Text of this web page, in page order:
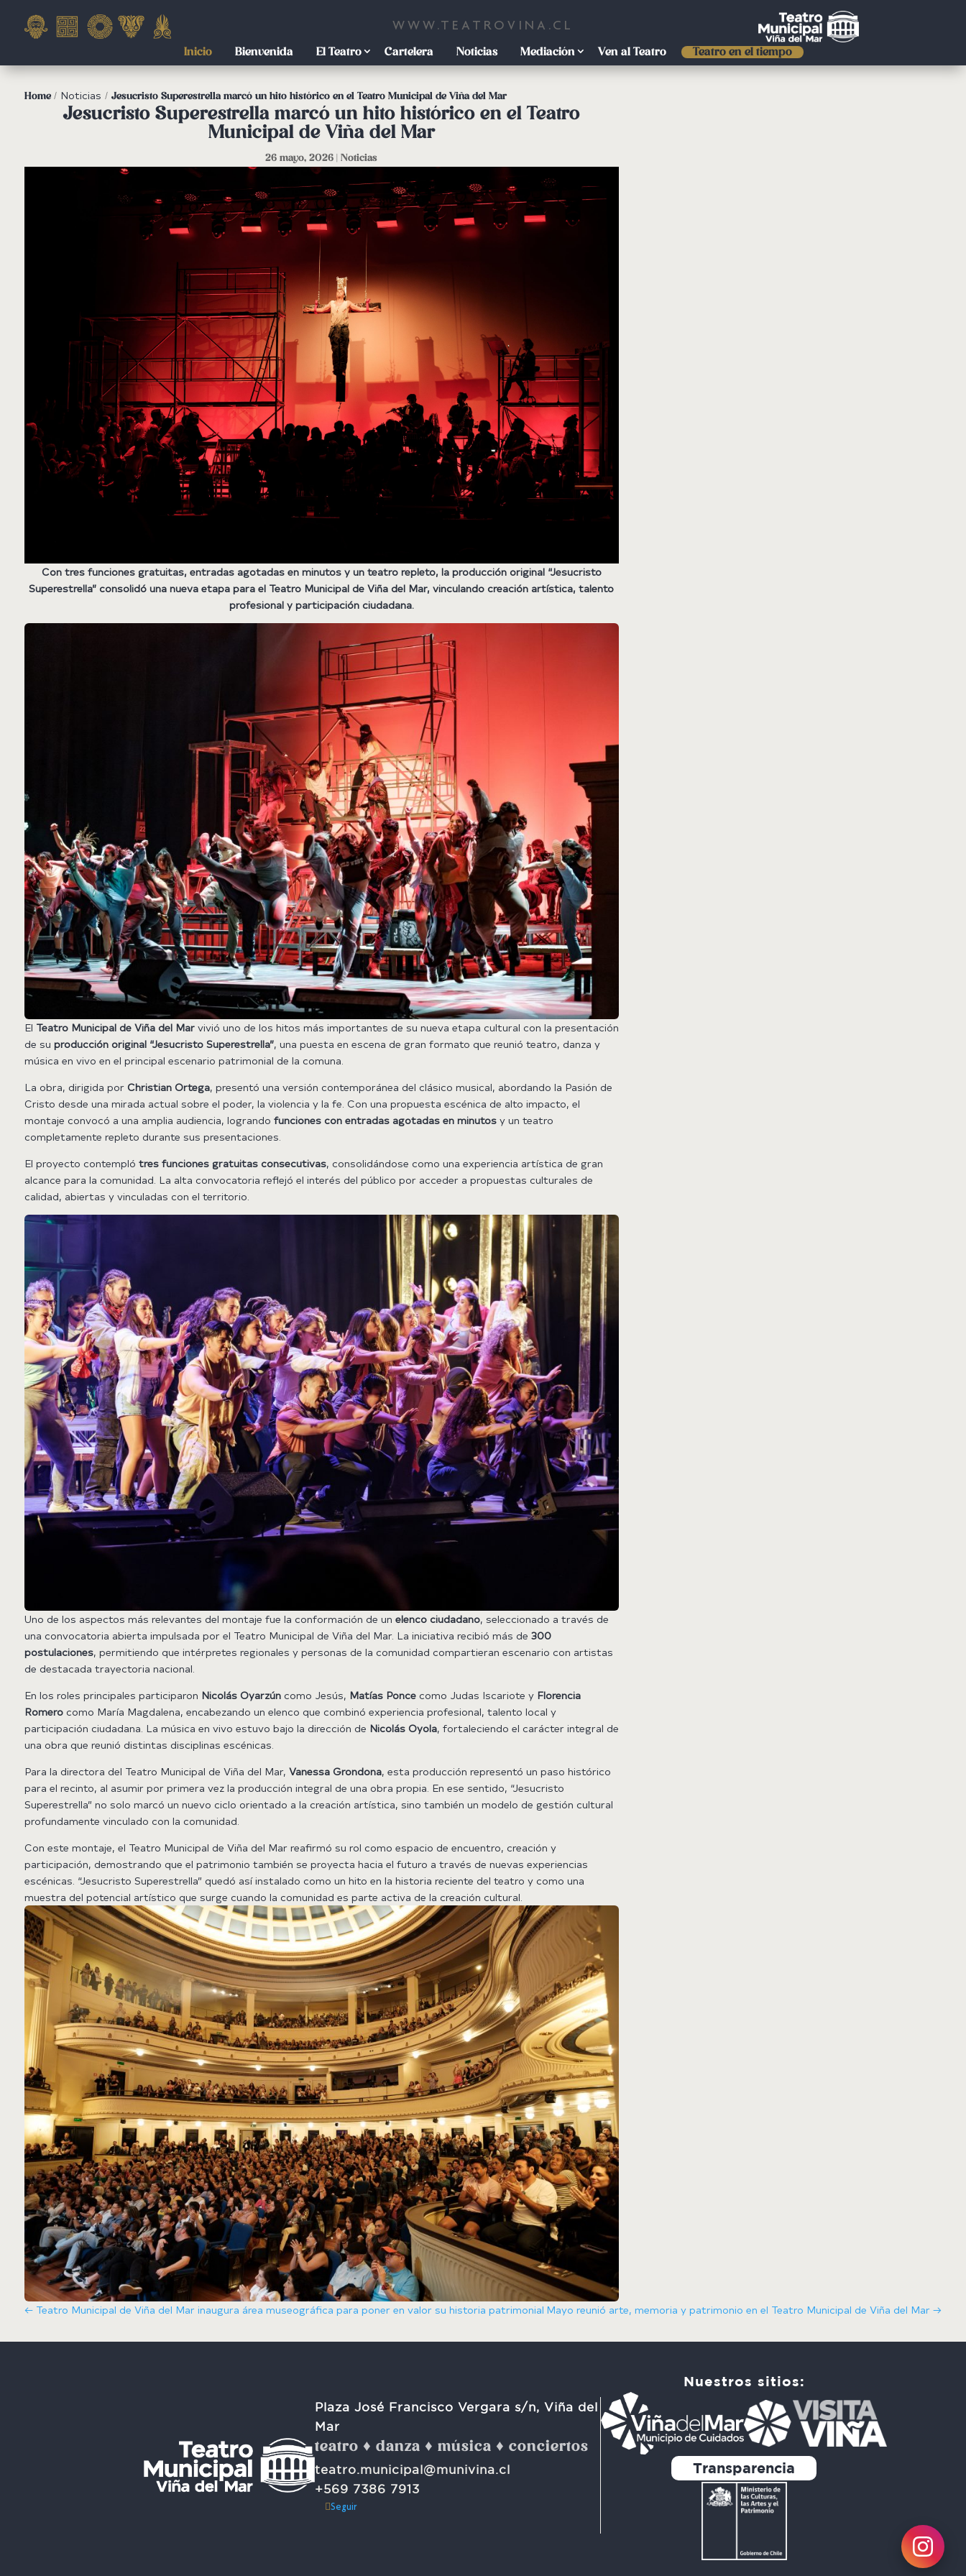
WWW.TEATROVINA.CL
Inicio Bienvenida El Teatro Cartelera Noticias Mediación Ven al Teatro Teatro en el tiempo
Home / Noticias / Jesucristo Superestrella marcó un hito histórico en el Teatro Municipal de Viña del Mar
Jesucristo Superestrella marcó un hito histórico en el Teatro
Municipal de Viña del Mar
26 mayo, 2026 |Noticias
Con tres funciones gratuitas, entradas agotadas en minutos y un teatro repleto, la producción original “Jesucristo
Superestrella” consolidó una nueva etapa para el Teatro Municipal de Viña del Mar, vinculando creación artística, talento
profesional y participación ciudadana.
El Teatro Municipal de Viña del Marvivió uno de los hitos más importantes de su nueva etapa cultural con la presentación
de su producción original “Jesucristo Superestrella”, una puesta en escena de gran formato que reunió teatro, danza y
música en vivo en el principal escenario patrimonial de la comuna.
La obra, dirigida por Christian Ortega, presentó una versión contemporánea del clásico musical, abordando la Pasión de
Cristo desde una mirada actual sobre el poder, la violencia y la fe. Con una propuesta escénica de alto impacto, el
montaje convocó a una amplia audiencia, logrando funciones con entradas agotadas en minutosy un teatro
completamente repleto durante sus presentaciones.
El proyecto contempló tres funciones gratuitas consecutivas, consolidándose como una experiencia artística de gran
alcance para la comunidad. La alta convocatoria reflejó el interés del público por acceder a propuestas culturales de
calidad, abiertas y vinculadas con el territorio.
Uno de los aspectos más relevantes del montaje fue la conformación de un elenco ciudadano, seleccionado a través de
una convocatoria abierta impulsada por el Teatro Municipal de Viña del Mar. La iniciativa recibió más de 300
postulaciones, permitiendo que intérpretes regionales y personas de la comunidad compartieran escenario con artistas
de destacada trayectoria nacional.
En los roles principales participaron Nicolás Oyarzúncomo Jesús, Matías Poncecomo Judas Iscariote y Florencia
Romerocomo María Magdalena, encabezando un elenco que combinó experiencia profesional, talento local y
participación ciudadana. La música en vivo estuvo bajo la dirección de Nicolás Oyola, fortaleciendo el carácter integral de
una obra que reunió distintas disciplinas escénicas.
Para la directora del Teatro Municipal de Viña del Mar, Vanessa Grondona, esta producción representó un paso histórico
para el recinto, al asumir por primera vez la producción integral de una obra propia. En ese sentido, “Jesucristo
Superestrella” no solo marcó un nuevo ciclo orientado a la creación artística, sino también un modelo de gestión cultural
profundamente vinculado con la comunidad.
Con este montaje, el Teatro Municipal de Viña del Mar reafirmó su rol como espacio de encuentro, creación y
participación, demostrando que el patrimonio también se proyecta hacia el futuro a través de nuevas experiencias
escénicas. “Jesucristo Superestrella” quedó así instalado como un hito en la historia reciente del teatro y como una
muestra del potencial artístico que surge cuando la comunidad es parte activa de la creación cultural.
← Teatro Municipal de Viña del Mar inaugura área museográfica para poner en valor su historia patrimonial Mayo reunió arte, memoria y patrimonio en el Teatro Municipal de Viña del Mar →
Plaza José Francisco Vergara s/n, Viña del
Mar
teatro ♦ danza ♦ música ♦ conciertos
teatro.municipal@munivina.cl
+569 7386 7913
Seguir
Nuestros sitios:
Transparencia